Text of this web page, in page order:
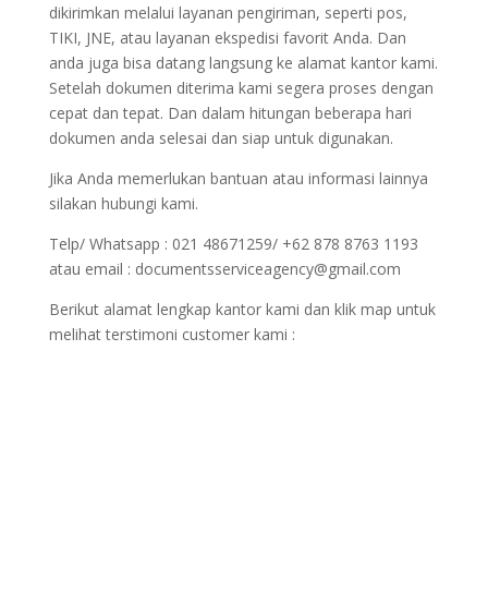
dikirimkan melalui layanan pengiriman, seperti pos,
TIKI, JNE, atau layanan ekspedisi favorit Anda. Dan
anda juga bisa datang langsung ke alamat kantor kami.
Setelah dokumen diterima kami segera proses dengan
cepat dan tepat. Dan dalam hitungan beberapa hari
dokumen anda selesai dan siap untuk digunakan.
Jika Anda memerlukan bantuan atau informasi lainnya
silakan hubungi kami.
Telp/ Whatsapp : 021 48671259/ +62 878 8763 1193
atau email : documentsserviceagency@gmail.com
Berikut alamat lengkap kantor kami dan klik map untuk
melihat terstimoni customer kami :